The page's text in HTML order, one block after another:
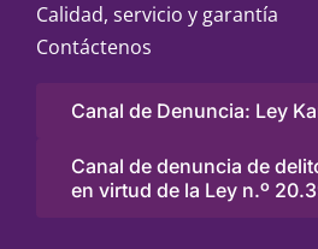
Calidad, servicio y garantía
Contáctenos
Canal de Denuncia: Ley
Canal de denuncia de
en virtud de la Ley n.º